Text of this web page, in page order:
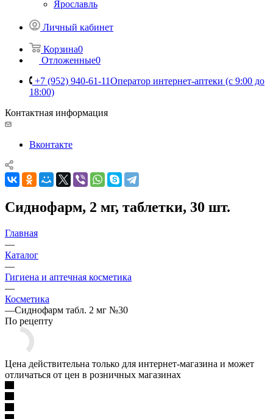
Ярославль
Личный кабинет
Корзина0
Отложенные0
+7 (952) 940-61-11Оператор интернет-аптеки (с 9:00 до
18:00)
Контактная информация
Вконтакте
Сиднофарм, 2 мг, таблетки, 30 шт.
Главная
—
Каталог
—
Гигиена и аптечная косметика
—
Косметика
—Сиднофарм табл. 2 мг №30
По рецепту
Цена действительна только для интернет-магазина и может
отличаться от цен в розничных магазинах